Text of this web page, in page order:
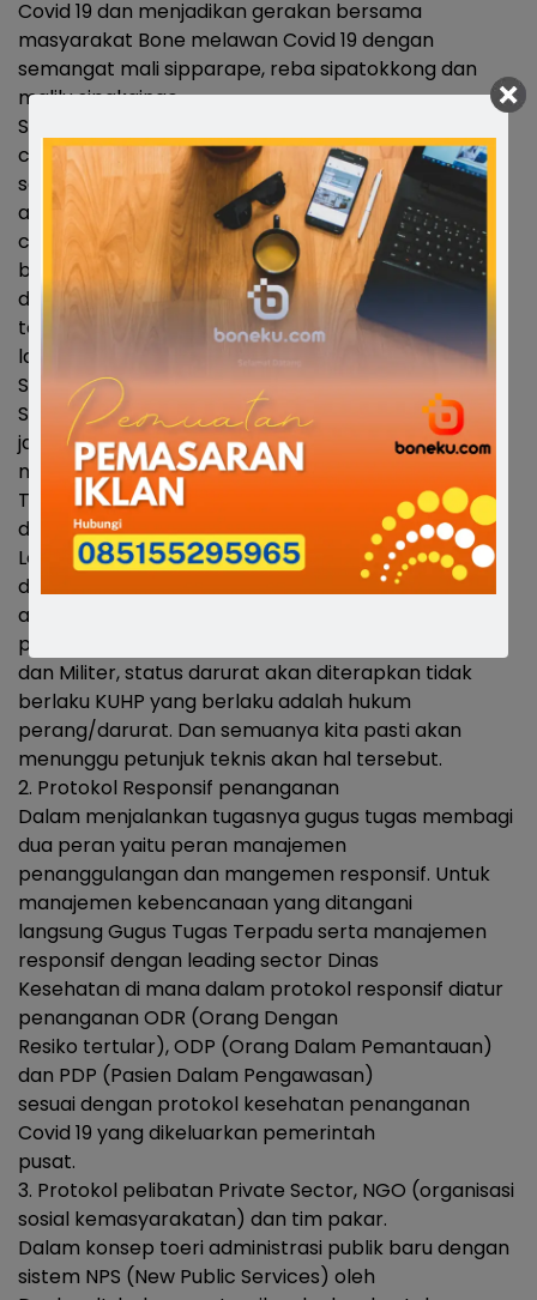
Covid 19 dan menjadikan gerakan bersama
masyarakat Bone melawan Covid 19 dengan
semangat mali sipparape, reba sipatokkong dan
malilu sipakainge.
Salah satu contoh kecil perubahan mindset dan
culture set dari diri sendiri, misalnya kalau
selama ini kita sering “nongkrong” di warung kopi
atau tempat umum lainnya, saat ini
cukuplah kita membeli melalui kurir atau take away
beli dan langsung pulang tidak perlu
duduk berlama lama, kita bisa memanfaatkan
teknologi dengan whatsapp atau aplikasi
lainnya.
Soft lockdown dan lockdown
Soft lockdown yang dilakukan dengan membatasi
jam-jam operasional, tempat aktifitas,
mengurangi orang berkumpul di suatu tempat.
Termasuk membatasi orang masuk keluar
dari dan ke Kabupaten Bone
Lockdown adalah menutup akses Kabupaten Bone
dari segala arah. Kewenangan lockdown
adalah kewenangan pemerintah pusat dan dalam
pelaksanaannya akan melibatkan Polisi
dan Militer, status darurat akan diterapkan tidak
berlaku KUHP yang berlaku adalah hukum
perang/darurat. Dan semuanya kita pasti akan
menunggu petunjuk teknis akan hal tersebut.
2. Protokol Responsif penanganan
Dalam menjalankan tugasnya gugus tugas membagi
dua peran yaitu peran manajemen
penanggulangan dan mangemen responsif. Untuk
manajemen kebencanaan yang ditangani
langsung Gugus Tugas Terpadu serta manajemen
responsif dengan leading sector Dinas
Kesehatan di mana dalam protokol responsif diatur
penanganan ODR (Orang Dengan
Resiko tertular), ODP (Orang Dalam Pemantauan)
dan PDP (Pasien Dalam Pengawasan)
sesuai dengan protokol kesehatan penanganan
Covid 19 yang dikeluarkan pemerintah
pusat.
3. Protokol pelibatan Private Sector, NGO (organisasi
sosial kemasyarakatan) dan tim pakar.
Dalam konsep toeri administrasi publik baru dengan
sistem NPS (New Public Services) oleh